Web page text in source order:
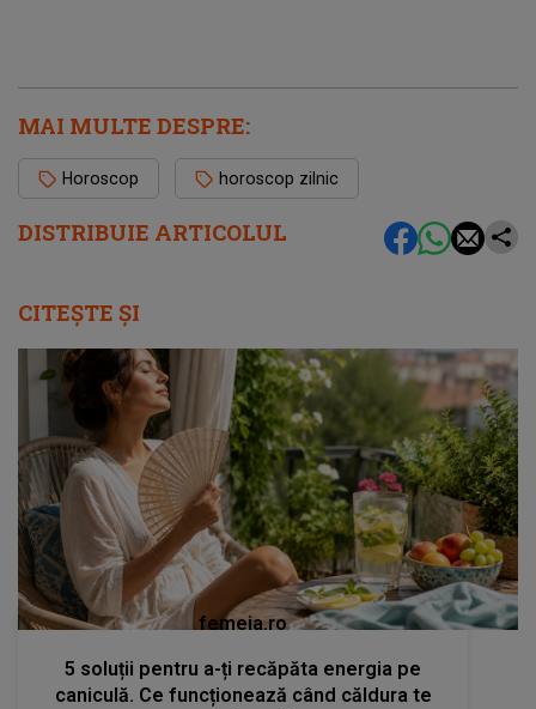
DISTRIBUIE ARTICOLUL
MAI MULTE DESPRE:
Horoscop horoscop zilnic
CITEȘTE ȘI
femeia.ro
5 soluții pentru a-ți recăpăta energia pe
caniculă. Ce funcționează când căldura te